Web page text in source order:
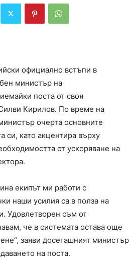
официално встъпи в
министър на
поста от своя
Кирилов. По време на
очерта основните
си, като акцентира върху
от ускоряване на
екипът ми работи с
наши усилия са в полза на
Удовлетворен съм от
че в системата остава още
заяви досегашният министър
на поста.